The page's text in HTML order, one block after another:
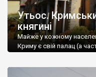
Утьос.
княгині
Майже у кожному
Криму є свій палац (а